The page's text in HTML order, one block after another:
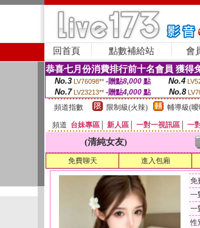
回首頁 點數補給站 會
恭喜七月份消費排行前十名會員 獲得
No.3 LV76098** -贈點8,000點 No.4
No.7 LV23213** -贈點4,000 點 No.8
頻道指數
限制級(火辣) 輔導級(
頻道 台妹專區 新人區 一對一視訊區 一
(清純女友)
免費聊天 進入包廂
免
一
一
性